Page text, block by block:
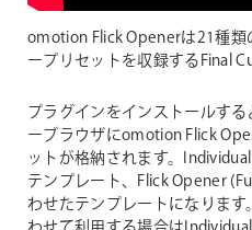
omotion Flick Openerは21種類
ープリセットを収録するFinal
プラグインをインストールす
ーブラウザにomotion Flick
ットが格納されます。
テンプレート、Flick Opener
わせたテンプレートになりま